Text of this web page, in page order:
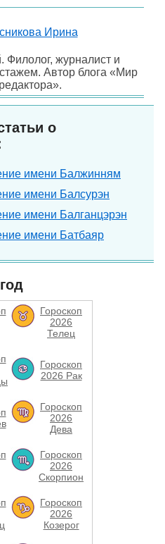
Ирина
Филолог, журналист и
Автор блога «Мир
о
имени Балжинням
имени Балсурэн
имени Балганцэрэн
имени Батбаяр
Гороскоп
2026
Телец
Гороскоп
2026 Рак
Гороскоп
2026
Дева
Гороскоп
2026
Скорпион
Гороскоп
2026
Козерог